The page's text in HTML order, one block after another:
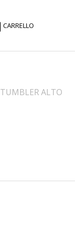
CARRELLO
TUMBLER ALTO